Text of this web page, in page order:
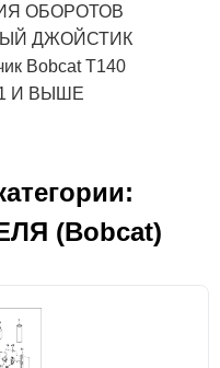
ОБОРОТОВ
ДЖОЙСТИК
Bobcat T140
И ВЫШЕ
(Bobcat)